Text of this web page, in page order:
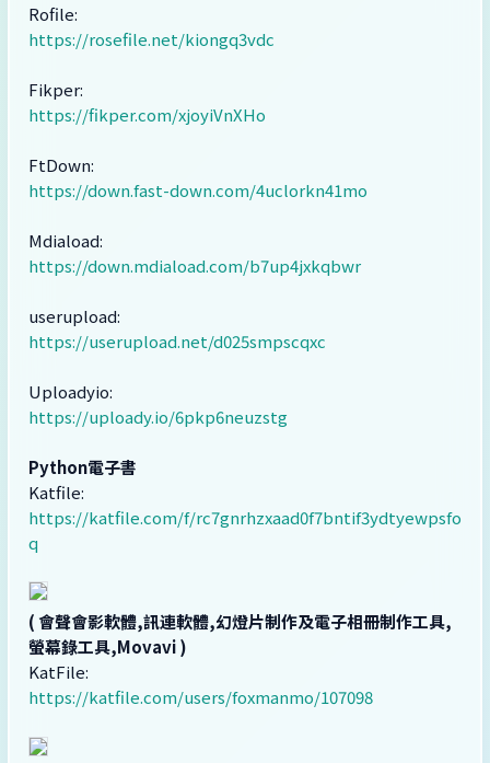
Rofile:
https://rosefile.net/kiongq3vdc
Fikper:
https://fikper.com/xjoyiVnXHo
FtDown:
https://down.fast-down.com/4uclorkn41mo
Mdiaload:
https://down.mdiaload.com/b7up4jxkqbwr
userupload:
https://userupload.net/d025smpscqxc
Uploadyio:
https://uploady.io/6pkp6neuzstg
Python電子書
Katfile:
https://katfile.com/f/rc7gnrhzxaad0f7bntif3ydtyewpsfo
q
( 會聲會影軟體,訊連軟體,幻燈片制作及電子相冊制作工具,
螢幕錄工具,Movavi )
KatFile:
https://katfile.com/users/foxmanmo/107098